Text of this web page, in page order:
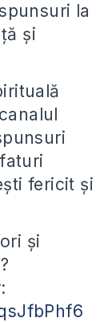
la
și
fericit și
și